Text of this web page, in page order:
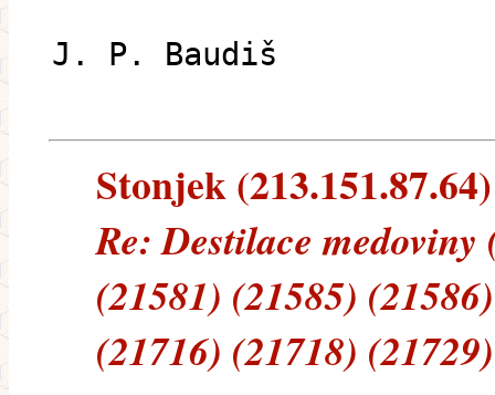
J. P. Baudiš
Stonjek
Re: Destilace
(21581) (21585)
(21716) (21718) (21729)